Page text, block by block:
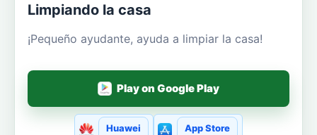
Limpiando la casa
¡Pequeño ayudante, ayuda a limpiar la casa!
Play on Google Play
Huawei App Store